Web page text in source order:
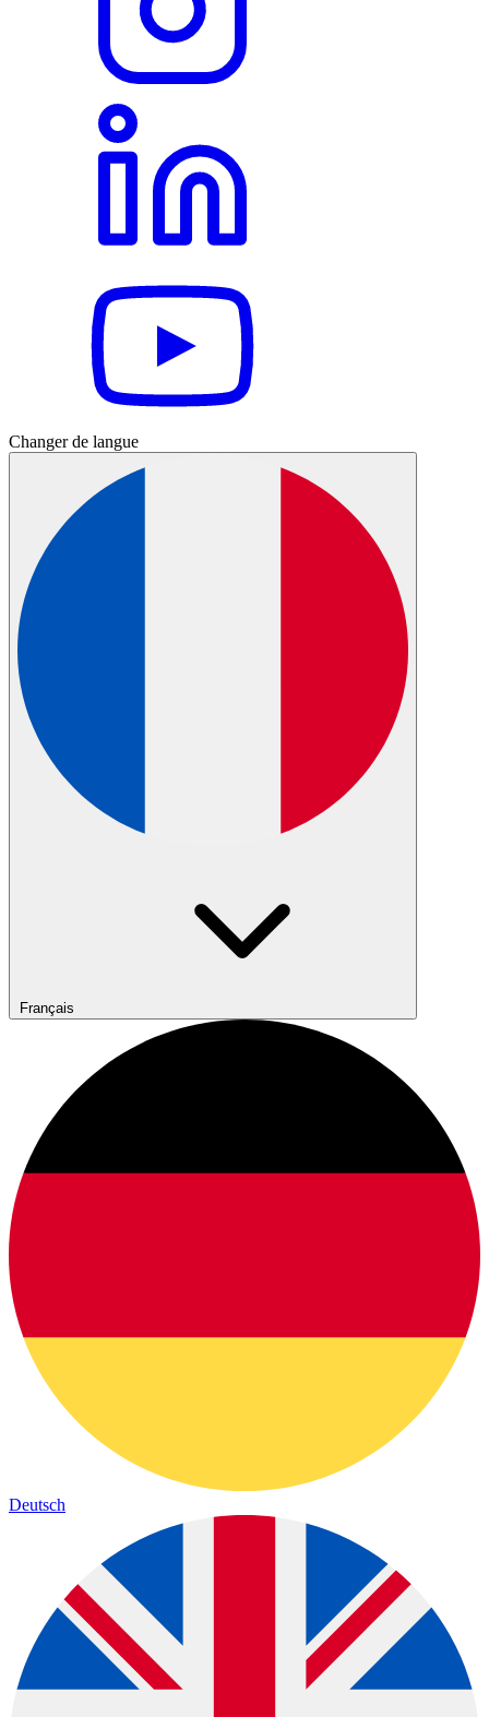
Changer de langue
Français
Deutsch